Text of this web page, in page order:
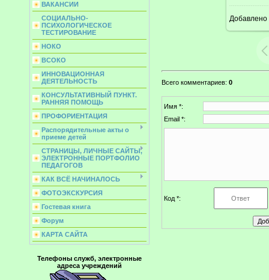
ВАКАНСИИ
СОЦИАЛЬНО-
ПСИХОЛОГИЧЕСКОЕ
ТЕСТИРОВАНИЕ
НОКО
ВСОКО
ИННОВАЦИОННАЯ
ДЕЯТЕЛЬНОСТЬ
КОНСУЛЬТАТИВНЫЙ ПУНКТ.
РАННЯЯ ПОМОЩЬ
ПРОФОРИЕНТАЦИЯ
Распорядительные акты о
приеме детей
СТРАНИЦЫ, ЛИЧНЫЕ САЙТЫ,
ЭЛЕКТРОННЫЕ ПОРТФОЛИО
ПЕДАГОГОВ
КАК ВСЁ НАЧИНАЛОСЬ
ФОТОЭКСКУРСИЯ
Гостевая книга
Форум
КАРТА САЙТА
Телефоны служб, электронные
адреса учреждений
Добавлено
Всего комментариев: 0
Имя *:
Email *:
Код *: